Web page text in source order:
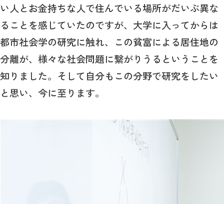
い人とお金持ちな人で住んでいる場所がだいぶ異な
ることを感じていたのですが、大学に入ってからは
都市社会学の研究に触れ、この貧富による居住地の
分離が、様々な社会問題に繋がりうるということを
知りました。そして自分もこの分野で研究をしたい
と思い、今に至ります。